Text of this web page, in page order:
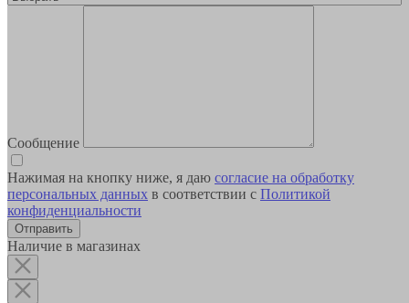
Сообщение
Нажимая на кнопку ниже, я даю согласие на обработку
персональных данных в соответствии с Политикой
конфиденциальности
Наличие в магазинах